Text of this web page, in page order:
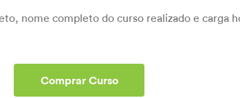
nome completo do curso realizado e carga
Comprar Curso